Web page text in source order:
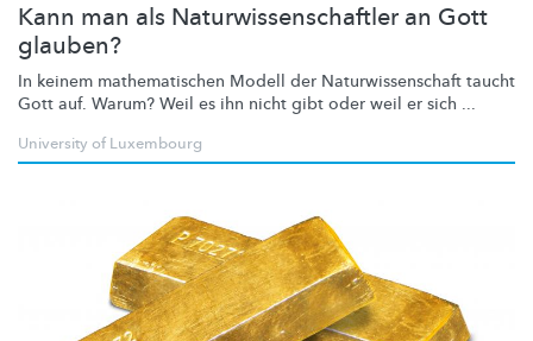
Kann man als Naturwissenschaftler an Gott
glauben?
In keinem mathematischen Modell der Naturwissenschaft taucht
Gott auf. Warum? Weil es ihn nicht gibt oder weil er sich ...
University of Luxembourg